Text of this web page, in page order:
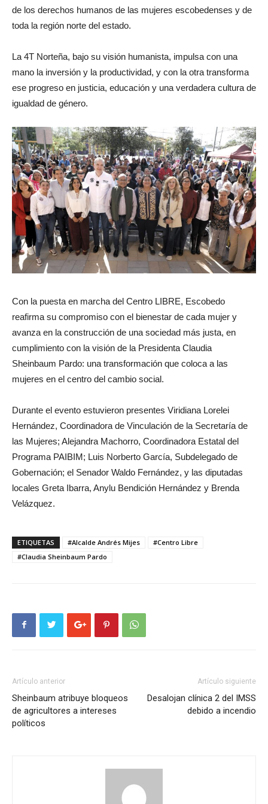
de los derechos humanos de las mujeres escobedenses y de
toda la región norte del estado.
La 4T Norteña, bajo su visión humanista, impulsa con una
mano la inversión y la productividad, y con la otra transforma
ese progreso en justicia, educación y una verdadera cultura de
igualdad de género.
Con la puesta en marcha del Centro LIBRE, Escobedo
reafirma su compromiso con el bienestar de cada mujer y
avanza en la construcción de una sociedad más justa, en
cumplimiento con la visión de la Presidenta Claudia
Sheinbaum Pardo: una transformación que coloca a las
mujeres en el centro del cambio social.
Durante el evento estuvieron presentes Viridiana Lorelei
Hernández, Coordinadora de Vinculación de la Secretaría de
las Mujeres; Alejandra Machorro, Coordinadora Estatal del
Programa PAIBIM; Luis Norberto García, Subdelegado de
Gobernación; el Senador Waldo Fernández, y las diputadas
locales Greta Ibarra, Anylu Bendición Hernández y Brenda
Velázquez.
ETIQUETAS #Alcalde Andrés Mijes
#Centro Libre
#Claudia Sheinbaum Pardo
Artículo anterior
Sheinbaum atribuye bloqueos
de agricultores a intereses
políticos
Artículo siguiente
Desalojan clínica 2 del IMSS
debido a incendio